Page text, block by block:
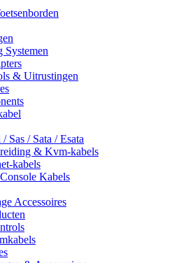
Systemen
& Uitrustingen
Sas / Sata / Esata
& Kvm-kabels
kabels
Kabels
Accessoires